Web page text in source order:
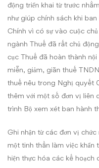
động triển khai từ trước
như giúp chính sách khi
Chính vì có sự vào cuộc
ngành Thuế đã rất chủ
cục Thuế đã hoàn thành
miễn, giảm, giãn thuế
thuế nêu trong Nghị quyết
thêm với một số đơn vị liên
trình Bộ xem xét ban hành
Ghi nhận từ các đơn vị
một tinh thần làm việc khẩn
hiện thực hóa các kế hoạch